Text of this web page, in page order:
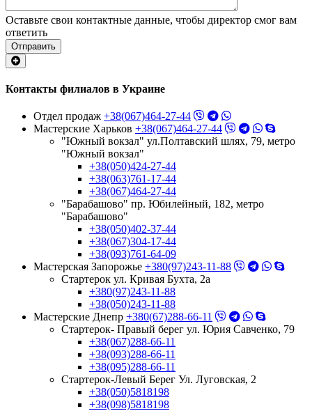
Оставьте свои контактные данные, чтобы директор смог вам
ответить
Отправить
Контакты филиалов в Украине
Отдел продаж +38(067)464-27-44
Мастерские Харьков +38(067)464-27-44
"Южный вокзал" ул.Полтавский шлях, 79, метро
"Южный вокзал"
+38(050)424-27-44
+38(063)761-17-44
+38(067)464-27-44
"Барабашово" пр. Юбилейный, 182, метро
"Барабашово"
+38(050)402-37-44
+38(067)304-17-44
+38(093)761-64-09
Мастерская Запорожье +380(97)243-11-88
Стартерок ул. Кривая Бухта, 2а
+380(97)243-11-88
+38(050)243-11-88
Мастерские Днепр +380(67)288-66-11
Стартерок- Правый берег ул. Юрия Савченко, 79
+38(067)288-66-11
+38(093)288-66-11
+38(095)288-66-11
Стартерок-Левый Берег Ул. Луговская, 2
+38(050)5818198
+38(098)5818198